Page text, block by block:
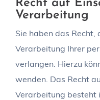
Recht auf
Verarbeitung
Sie haben das Recht,
Verarbeitung Ihrer
verlangen. Hierzu
wenden. Das Recht
Verarbeitung besteht